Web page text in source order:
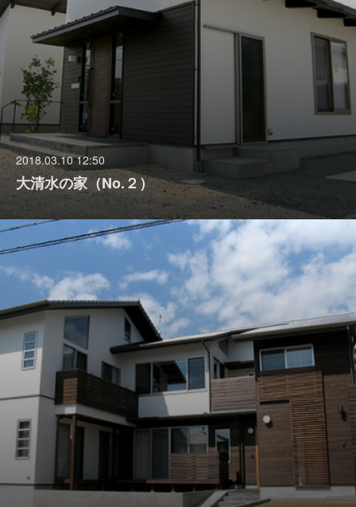
2018.03.10 12:50
大清水の家（No.２）